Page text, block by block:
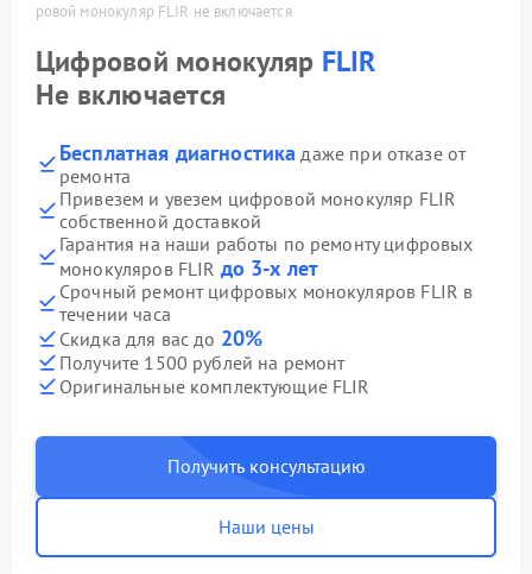
Цифровой монокуляр FLIR не включается
Цифровой монокуляр FLIR
Не включается
Бесплатная диагностика даже при отказе от
ремонта
Привезем и увезем цифровой монокуляр FLIR
собственной доставкой
Гарантия на наши работы по ремонту цифровых
монокуляров FLIR до 3-х лет
Срочный ремонт цифровых монокуляров FLIR в
течении часа
Скидка для вас до 20%
Получите 1500 рублей на ремонт
Оригинальные комплектующие FLIR
Получить консультацию
Наши цены